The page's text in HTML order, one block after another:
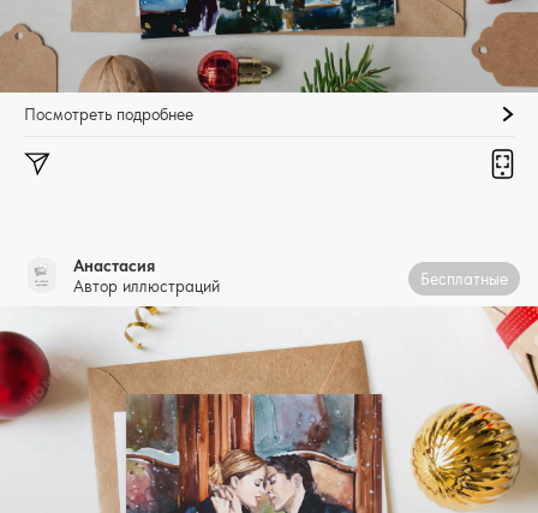
Посмотреть подробнее
Анастасия
Автор иллюстраций
Бесплатные